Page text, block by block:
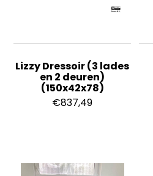
Lizzy Dressoir (3 lades
en 2 deuren)
(150x42x78)
€837,49